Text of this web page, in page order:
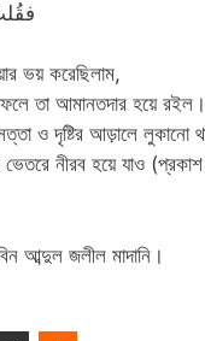
ভয় করেছিলাম,
তা আমানতদার হয়ে রইল।
ও দৃষ্টির আড়ালে লুকানো
নীরব হয়ে যাও
আব্দুল জলীল মাদানি।